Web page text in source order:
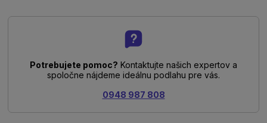
Potrebujete pomoc? Kontaktujte našich expertov a
spoločne nájdeme ideálnu podlahu pre vás.
0948 987 808